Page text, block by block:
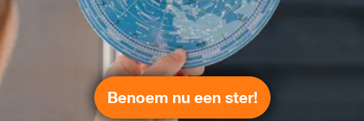
Benoem nu een ster!